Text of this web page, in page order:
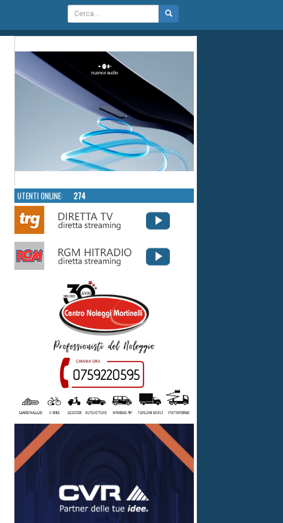
UTENTI ONLINE: 274